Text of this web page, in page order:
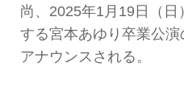
尚、2025年1月19日（
する宮本あゆり卒業公
アナウンスされる。